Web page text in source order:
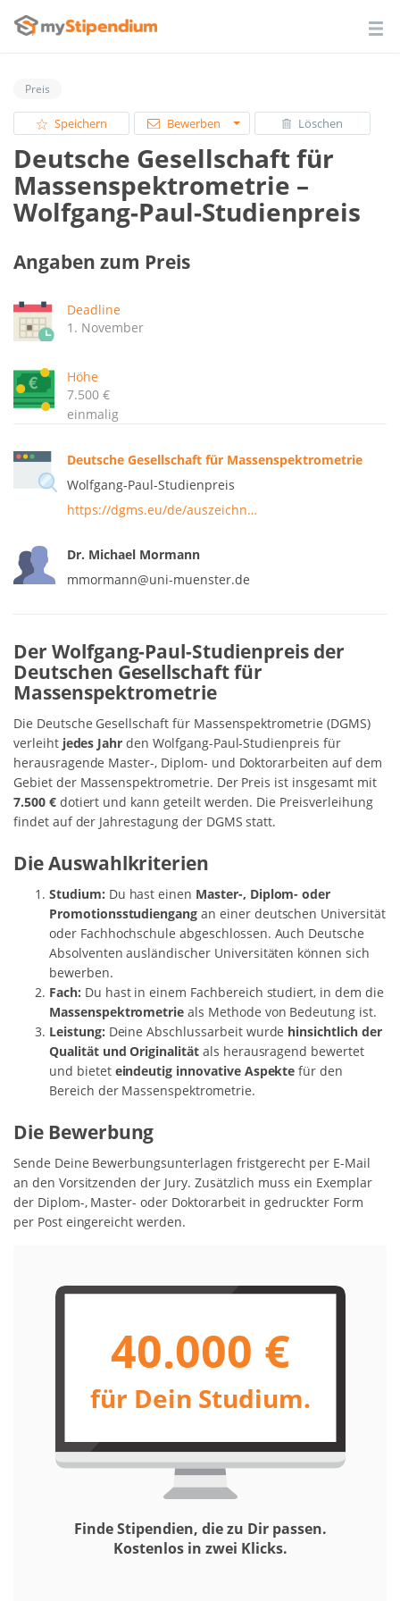
Preis
Speichern Bewerben Löschen
Deutsche Gesellschaft für
Massenspektrometrie –
Wolfgang-Paul-Studienpreis
Angaben zum Preis
Deadline
1. November
Höhe
7.500 €
einmalig
Deutsche Gesellschaft für Massenspektrometrie
Wolfgang-Paul-Studienpreis
https://dgms.eu/de/auszeichn…
Dr. Michael Mormann
mmormann@uni-muenster.de
Der Wolfgang-Paul-Studienpreis der
Deutschen Gesellschaft für
Massenspektrometrie
Die Deutsche Gesellschaft für Massenspektrometrie (DGMS)
verleiht jedes Jahr den Wolfgang-Paul-Studienpreis für
herausragende Master-, Diplom- und Doktorarbeiten auf dem
Gebiet der Massenspektrometrie. Der Preis ist insgesamt mit
7.500 €dotiert und kann geteilt werden. Die Preisverleihung
findet auf der Jahrestagung der DGMS statt.
Die Auswahlkriterien
Studium: Du hast einen Master-, Diplom- oder
Promotionsstudiengang an einer deutschen Universität
oder Fachhochschule abgeschlossen. Auch Deutsche
Absolventen ausländischer Universitäten können sich
bewerben.
Fach: Du hast in einem Fachbereich studiert, in dem die
Massenspektrometrie als Methode von Bedeutung ist.
Leistung: Deine Abschlussarbeit wurde hinsichtlich der
Qualität und Originalitätals herausragend bewertet
und bietet eindeutig innovative Aspekte für den
Bereich der Massenspektrometrie.
Die Bewerbung
Sende Deine Bewerbungsunterlagen fristgerecht per E-Mail
an den Vorsitzenden der Jury. Zusätzlich muss ein Exemplar
der Diplom-, Master- oder Doktorarbeit in gedruckter Form
per Post eingereicht werden.
40.000 €
für Dein Studium.
Finde Stipendien, die zu Dir passen.
Kostenlos in zwei Klicks.